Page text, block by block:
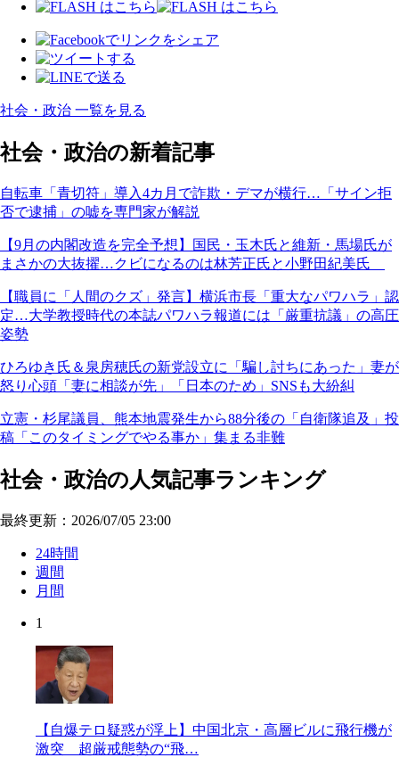
社会・政治 一覧を見る
社会・政治の新着記事
自転車「青切符」導入4カ月で詐欺・デマが横行…「サイン拒
否で逮捕」の嘘を専門家が解説
【9月の内閣改造を完全予想】国民・玉木氏と維新・馬場氏が
まさかの大抜擢…クビになるのは林芳正氏と小野田紀美氏
【職員に「人間のクズ」発言】横浜市長「重大なパワハラ」認
定…大学教授時代の本誌パワハラ報道には「厳重抗議」の高圧
姿勢
ひろゆき氏＆泉房穂氏の新党設立に「騙し討ちにあった」妻が
怒り心頭「妻に相談が先」「日本のため」SNSも大紛糾
立憲・杉尾議員、熊本地震発生から88分後の「自衛隊追及」投
稿「このタイミングでやる事か」集まる非難
社会・政治の人気記事ランキング
最終更新：2026/07/05 23:00
24時間
週間
月間
1
【自爆テロ疑惑が浮上】中国北京・高層ビルに飛行機が
激突 超厳戒態勢の“飛…